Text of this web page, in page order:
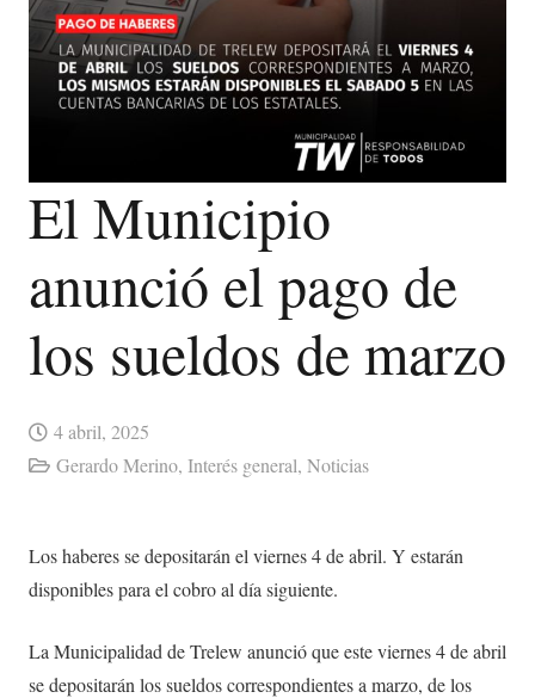
El Municipio
anunció el pago de
los sueldos de marzo
4 abril, 2025
Gerardo Merino, Interés general, Noticias
Los haberes se depositarán el viernes 4 de abril. Y estarán
disponibles para el cobro al día siguiente.
La Municipalidad de Trelew anunció que este viernes 4 de abril
se depositarán los sueldos correspondientes a marzo, de los